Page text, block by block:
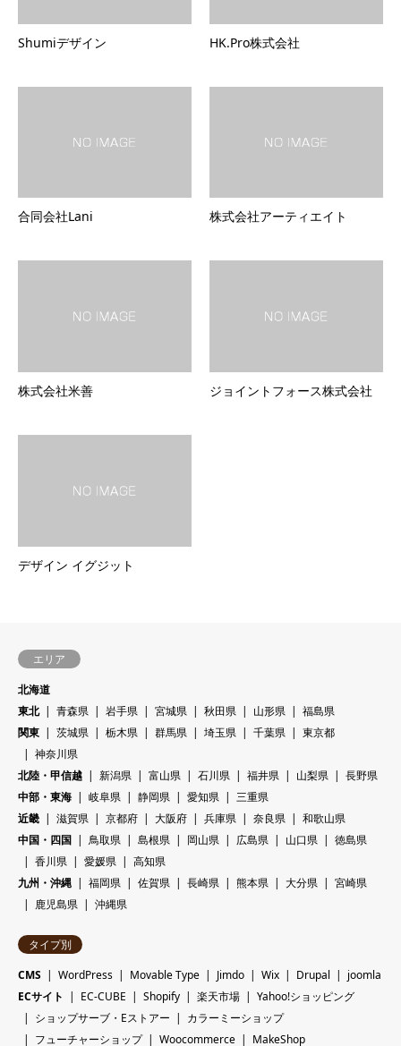
Shumiデザイン HK.Pro株式会社
合同会社Lani 株式会社アーティエイト
株式会社米善 ジョイントフォース株式会社
デザイン イグジット
エリア
北海道
東北
青森県 岩手県 宮城県 秋田県 山形県
福島県
関東
茨城県 栃木県 群馬県 埼玉県 千葉県
東京都
神奈川県
北陸・甲信越
新潟県 富山県 石川県 福井県 山梨県
長野県
中部・東海
岐阜県 静岡県 愛知県
三重県
近畿
滋賀県 京都府 大阪府 兵庫県 奈良県
和歌山県
中国・四国
鳥取県 島根県 岡山県 広島県 山口県
徳島県
香川県
愛媛県
高知県
九州・沖縄
福岡県 佐賀県 長崎県 熊本県 大分県
宮崎県
鹿児島県
沖縄県
タイプ別
CMS
WordPress Movable Type Jimdo Wix Drupal
joomla
ECサイト
EC-CUBE Shopify 楽天市場
Yahoo!ショッピング
ショップサーブ・Eストアー
カラーミーショップ
フューチャーショップ
Woocommerce MakeShop